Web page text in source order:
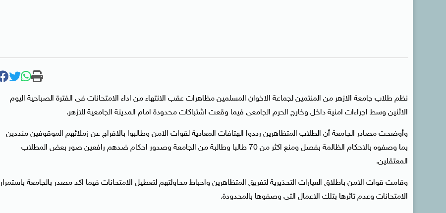
نظم طلاب جامعة الازهر من المنتمين لجماعة الاخوان المسلمين مظاهرات عقب الانتهاء من اداء الامتحانات فى الفترة الصباحية اليوم
الاثنين وسط اجراءات امنية داخل وخارج الحرم الجامعى فيما وقعت اشتباكات محدودة امام المدينة الجامعية للازهر.
وأوضحت مصادر الجامعة أن الطلاب المتظاهرين رددوا الهتافات المعادية لقوات الامن وطالبوا بالافراج عن زملائهم الموقوفين منددين
بما وصفوه بالاحكام الظالمة بفصل ومنع اكثر من 70 طالبا وطالبة من الجامعة وصدور احكام ضدهم رافعين صور بعض المطلاب
المعتقلين.
وقامت قوات الامن باطلاق العيارات التحذيرية لتفريق المتظاهرين واحباط محاولتهم لتعطيل الامتحانات فيما اكد مصدر بالجامعة باستمرار
الامتحانات وعدم تاثرها بتلك الاعمال التى وصفوها بالمحدودة.